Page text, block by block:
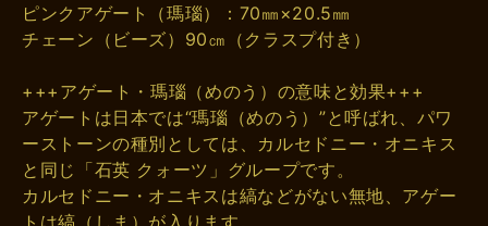
ピンクアゲート（瑪瑙）：70㎜×20.5㎜
チェーン（ビーズ）90㎝（クラスプ付き）
+++アゲート・瑪瑙（めのう）の意味と効果+++
アゲートは日本では“瑪瑙（めのう）”と呼ばれ、パワ
ーストーンの種別としては、カルセドニー・オニキス
と同じ「石英 クォーツ」グループです。
カルセドニー・オニキスは縞などがない無地、アゲー
トは縞（しま）が入ります。